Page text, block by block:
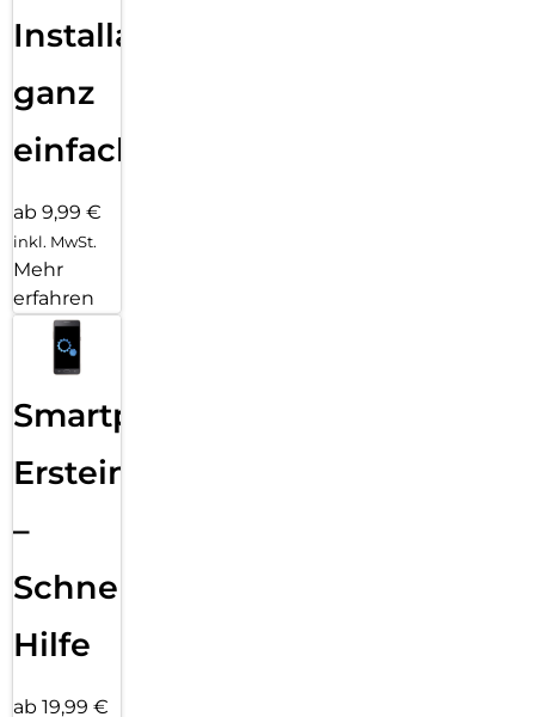
Installation
ganz
einfach
ab 9,99 €
inkl. MwSt.
Mehr
erfahren
Smartphone
Ersteinrichtung
–
Schnelle
Hilfe
ab 19,99 €